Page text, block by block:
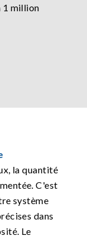
1 million
la quantité
C'est
système
dans
Le